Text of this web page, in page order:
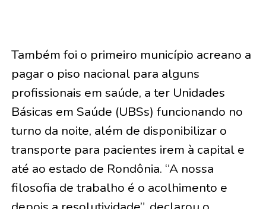
Também foi o primeiro município acreano a
pagar o piso nacional para alguns
profissionais em saúde, a ter Unidades
Básicas em Saúde (UBSs) funcionando no
turno da noite, além de disponibilizar o
transporte para pacientes irem à capital e
até ao estado de Rondônia. “A nossa
filosofia de trabalho é o acolhimento e